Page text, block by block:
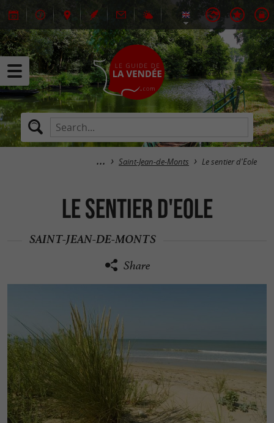
Saint-Jean-de-Monts Le sentier d'Eole
Le sentier d'Eole
SAINT-JEAN-DE-MONTS
Share